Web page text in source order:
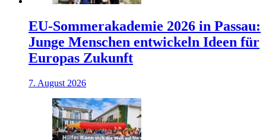
EU-Sommerakademie 2026 in Passau:
Junge Menschen entwickeln Ideen für
Europas Zukunft
7. August 2026